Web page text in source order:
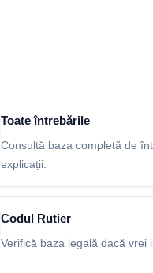
Toate întrebările
Consultă baza completă de
explicații.
Codul Rutier
Verifică baza legală dacă vrei